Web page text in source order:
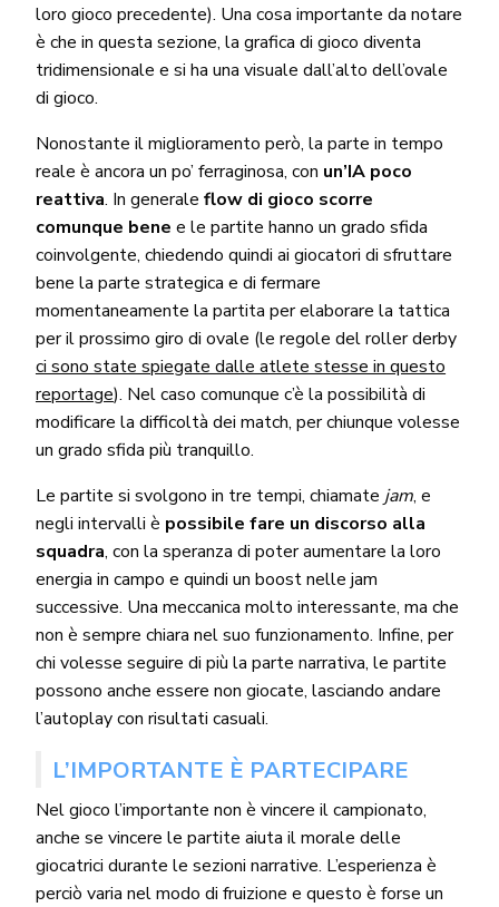
loro gioco precedente). Una cosa importante da notare
è che in questa sezione, la grafica di gioco diventa
tridimensionale e si ha una visuale dall’alto dell’ovale
di gioco.
Nonostante il miglioramento però, la parte in tempo
reale è ancora un po’ ferraginosa, con un’IA poco
reattiva. In generaleflow di gioco scorre
comunque bene e le partite hanno un grado sfida
coinvolgente, chiedendo quindi ai giocatori di sfruttare
bene la parte strategica e di fermare
momentaneamente la partita per elaborare la tattica
per il prossimo giro di ovale (le regole del roller derby
ci sono state spiegate dalle atlete stesse in questo
reportage). Nel caso comunque c’è la possibilità di
modificare la difficoltà dei match, per chiunque volesse
un grado sfida più tranquillo.
Le partite si svolgono in tre tempi, chiamate jam, e
negli intervalli è possibile fare un discorso alla
squadra, con la speranza di poter aumentare la loro
energia in campo e quindi un boost nelle jam
successive. Una meccanica molto interessante, ma che
non è sempre chiara nel suo funzionamento. Infine, per
chi volesse seguire di più la parte narrativa, le partite
possono anche essere non giocate, lasciando andare
l’autoplay con risultati casuali.
L’IMPORTANTE È PARTECIPARE
Nel gioco l’importante non è vincere il campionato,
anche se vincere le partite aiuta il morale delle
giocatrici durante le sezioni narrative. L’esperienza è
perciò varia nel modo di fruizione e questo è forse un